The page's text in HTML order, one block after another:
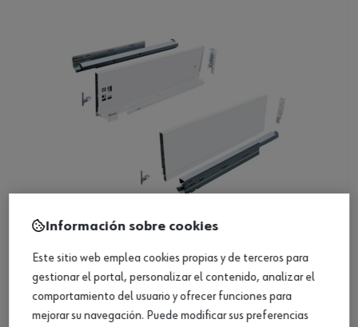
Set de cajones EVOBOX2.0 H96
Ver producto
Información sobre cookies
Este sitio web emplea cookies propias y de terceros para
gestionar el portal, personalizar el contenido, analizar el
comportamiento del usuario y ofrecer funciones para
mejorar su navegación. Puede modificar sus preferencias